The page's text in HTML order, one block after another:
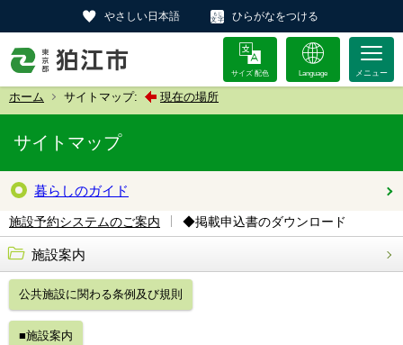
やさしい日本語 ひらがなをつける
サイズ 配色 Language
ホーム サイトマップ: 現在の場所
サイトマップ
暮らしのガイド
施設予約システムのご案内 ◆掲載申込書のダウンロード
施設案内
公共施設に関わる条例及び規則
■施設案内